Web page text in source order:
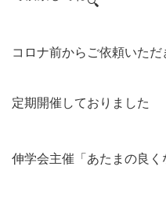
コロナ前からご依頼いただ
定期開催しておりました
伸学会主催「あたまの良く